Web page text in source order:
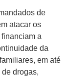
de
atacar os
a
da
em até
drogas,